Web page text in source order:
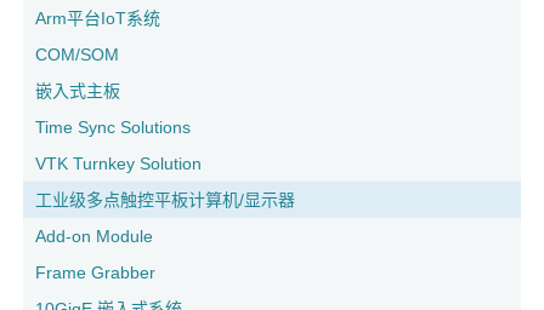
Arm平台IoT系统
COM/SOM
嵌入式主板
Time Sync Solutions
VTK Turnkey Solution
工业级多点触控平板计算机/显示器
Add-on Module
Frame Grabber